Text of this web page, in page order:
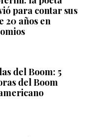
para contar sus
20 años en
del Boom: 5
del Boom